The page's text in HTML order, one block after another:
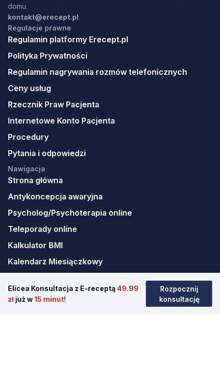
Elicea Konsultacja z E-receptą 49.99
zł już w15 minut!
Rozpocznij
konsultację
domu.
kontakt@erecept.pl
Regulacje prawne
Regulamin platformy Erecept.pl
Polityka Prywatności
Regulamin nagrywania rozmów telefonicznych
Ceny usług
Rzecznik Praw Pacjenta
Internetowe Konto Pacjenta
Procedury
Pytania i odpowiedzi
Nawigacja
Strona główna
Antykoncepcja awaryjna
Psycholog/Psychoterapia online
Teleporady online
Kalkulator BMI
Kalendarz Miesiączkowy
Mapa strony